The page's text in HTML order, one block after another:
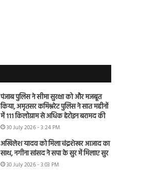
पंजाब पुलिस ने सीमा सुरक्षा को और मजबूत
किया, अमृतसर कमिश्नरेट पुलिस ने सात महीनों
में 111 किलोग्राम से अधिक हेरोइन बरामद की
30 July 2026 - 3:24 PM
अखिलेश यादव को मिला चंद्रशेखर आजाद का
साथ, नगीना सांसद ने सपा के सुर में मिलाए सुर
30 July 2026 - 3:03 PM